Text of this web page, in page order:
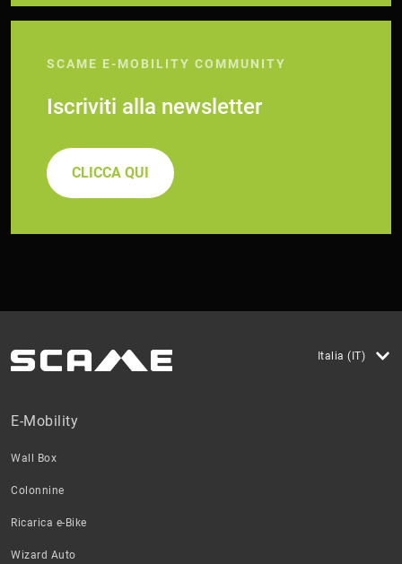
SCAME E-MOBILITY COMMUNITY
Iscriviti alla newsletter
CLICCA QUI
Italia (IT)
E-Mobility
Wall Box
Colonnine
Ricarica e-Bike
Wizard Auto